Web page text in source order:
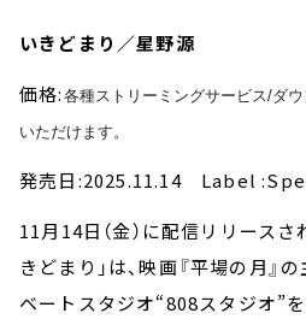
いきどまり／星野源
価格: 各種ストリーミングサービス/ダウ
いただけます。
発売日:2025.11.14 Label
11月14日（金）に配信リリース
きどまり」は、映画『平場の月』
ベートスタジオ“808スタジオ”